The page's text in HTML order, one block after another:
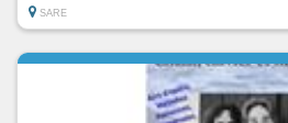
SARE